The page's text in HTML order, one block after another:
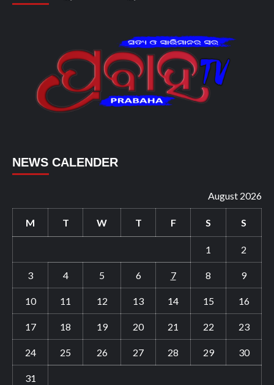
NEWS CALENDER
August 2026
M T W T F S S
1 2
3 4 5 6 7 8 9
10 11 12 13 14 15 16
17 18 19 20 21 22 23
24 25 26 27 28 29 30
31